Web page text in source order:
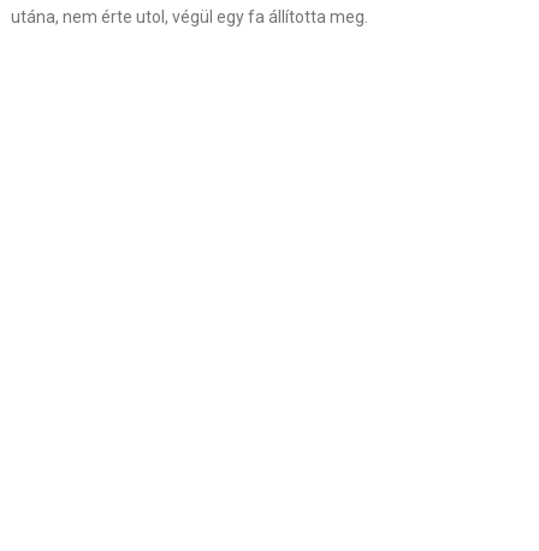
utána, nem érte utol, végül egy fa állította meg.